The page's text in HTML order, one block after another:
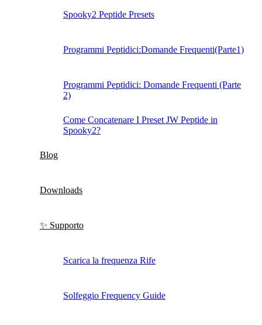
Spooky2 Peptide Presets
Programmi Peptidici:Domande Frequenti(Parte1)
Programmi Peptidici: Domande Frequenti (Parte
2)
Come Concatenare I Preset JW Peptide in
Spooky2?
Blog
Downloads
✨ Supporto
Scarica la frequenza Rife
Solfeggio Frequency Guide